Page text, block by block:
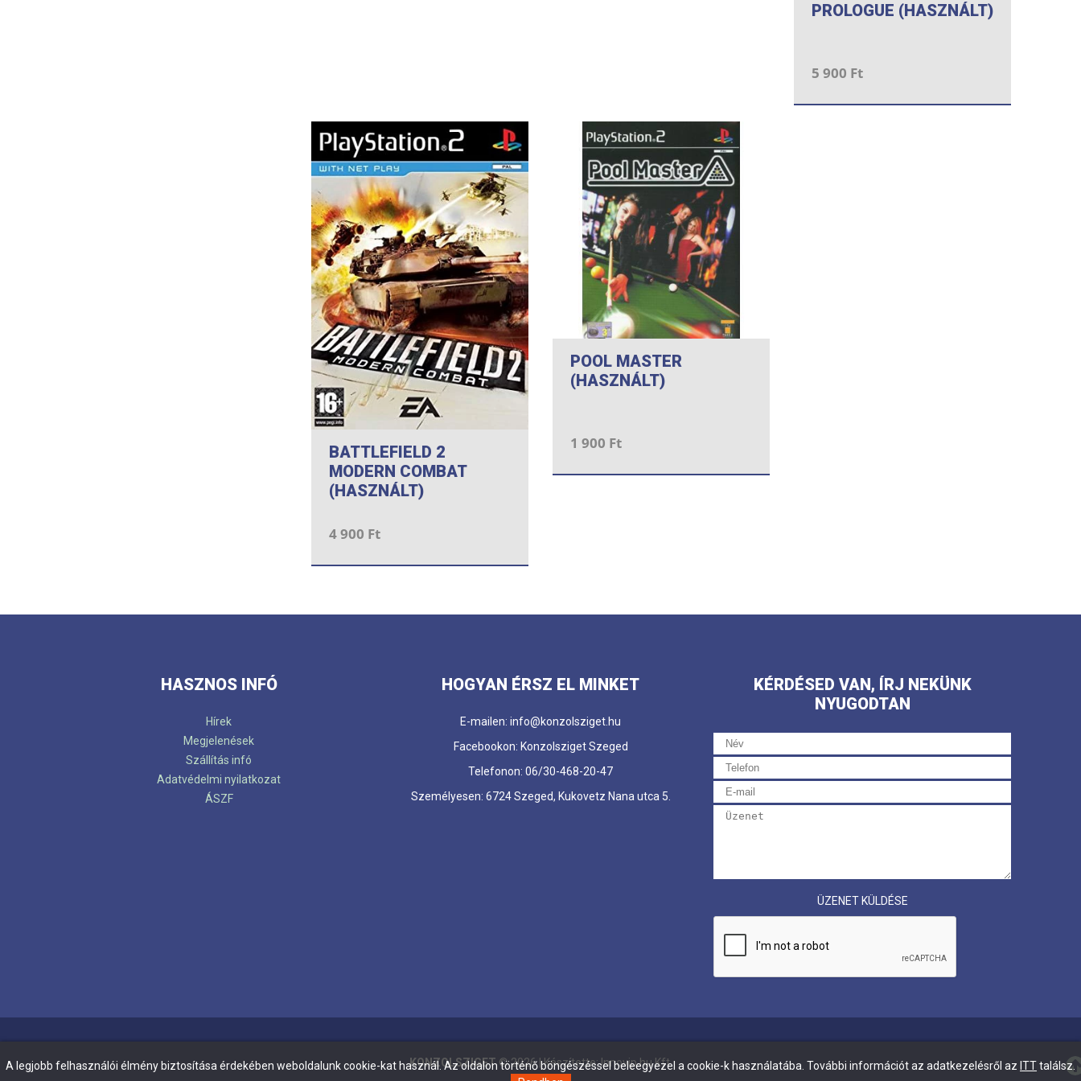
PROLOGUE (HASZNÁLT)
5 900 Ft
BATTLEFIELD 2
MODERN COMBAT
(HASZNÁLT)
4 900 Ft
POOL MASTER
(HASZNÁLT)
1 900 Ft
HASZNOS INFÓ
Hírek
Megjelenések
Szállítás infó
Adatvédelmi nyilatkozat
ÁSZF
HOGYAN ÉRSZ EL MINKET
E-mailen: info@konzolsziget.hu
Facebookon: Konzolsziget Szeged
Telefonon: 06/30-468-20-47
Személyesen: 6724 Szeged, Kukovetz Nana utca 5.
KÉRDÉSED VAN, ÍRJ NEKÜNK
NYUGODTAN
ÜZENET KÜLDÉSE
KONZOLSZIGET©2026| Készítette:Innovip.hu Kft.
A legjobb felhasználói élmény biztosítása érdekében weboldalunk cookie-kat használ. Az oldalon történő böngészéssel beleegyezel a cookie-k használatába. További információt az adatkezelésről az ITTtalálsz.